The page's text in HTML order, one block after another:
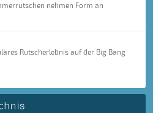
nehmen Form an
Rutscherlebnis auf der Big Bang